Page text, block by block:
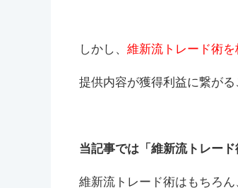
しかし、 維新流トレード術
提供内容が獲得利益に繋が
当記事では「維新流トレー
維新流トレード術はもちろ